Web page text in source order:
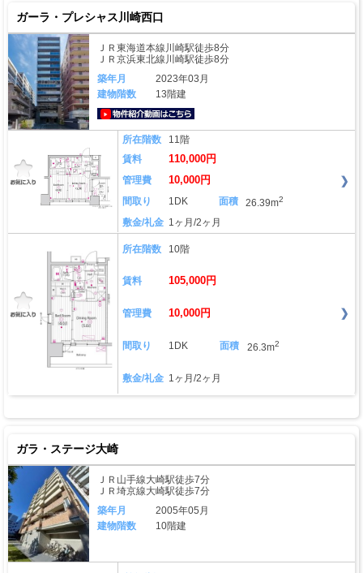
ガーラ・プレシャス川崎西口
ＪＲ東海道本線川崎駅徒歩8分
ＪＲ京浜東北線川崎駅徒歩8分
築年月
2023年03月
建物階数
13階建
所在階数
11階
賃料
110,000円
管理費 10,000円
間取り 1DK 面積 26.39m2
敷金/礼金 1ヶ月/2ヶ月
所在階数 10階
賃料 105,000円
管理費 10,000円
間取り 1DK 面積 26.3m2
敷金/礼金 1ヶ月/2ヶ月
ガラ・ステージ大崎
ＪＲ山手線大崎駅徒歩7分
ＪＲ埼京線大崎駅徒歩7分
築年月
2005年05月
建物階数
10階建